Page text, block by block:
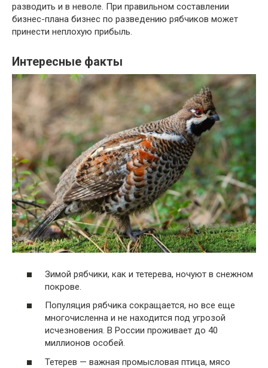
разводить и в неволе. При правильном составлении
бизнес-плана бизнес по разведению рябчиков может
принести неплохую прибыль.
Интересные факты
Зимой рябчики, как и тетерева, ночуют в снежном
покрове.
Популяция рябчика сокращается, но все еще
многочисленна и не находится под угрозой
исчезновения. В России проживает до 40
миллионов особей.
Тетерев — важная промысловая птица, мясо